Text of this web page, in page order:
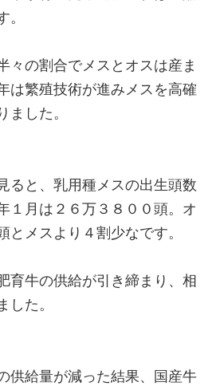
。
々の割合でメスとオスは産ま
は繁殖技術が進みメスを高確
ました。
ると、乳用種メスの出生頭数
１月は２６万３８００頭。オ
とメスより４割少なです。
育牛の供給が引き締まり、相
した。
供給量が減った結果、国産牛